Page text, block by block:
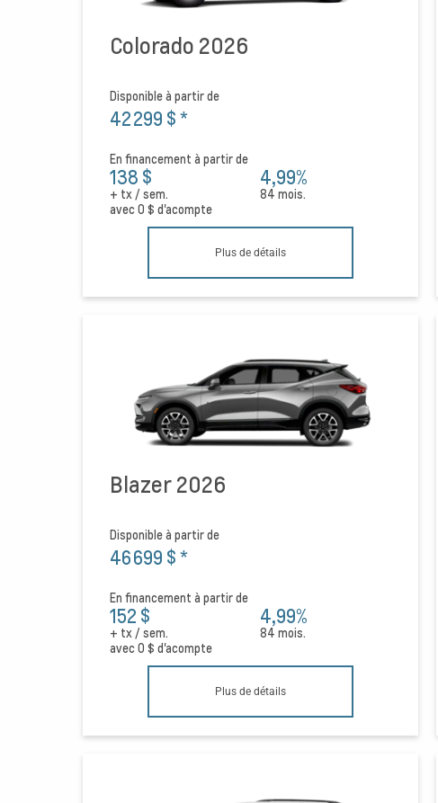
Colorado 2026
Disponible à partir de
42 299 $*
En financement à partir de
138 $
+ tx / sem.
4,99%
84 mois.
avec0 $ d'acompte
Plus de détails
Blazer 2026
Disponible à partir de
46 699 $*
En financement à partir de
152 $
+ tx / sem.
4,99%
84 mois.
avec0 $ d'acompte
Plus de détails